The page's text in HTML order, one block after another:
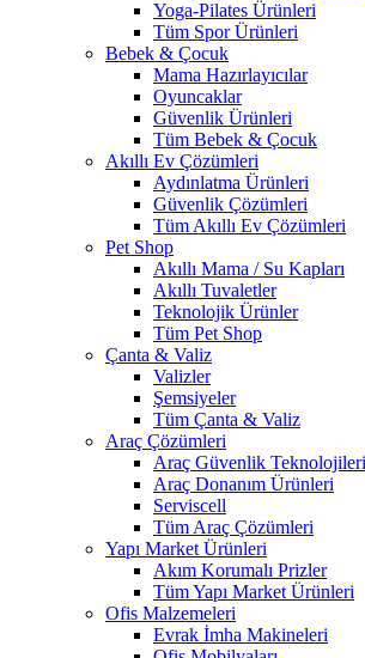
Yoga-Pilates Ürünleri
Tüm Spor Ürünleri
Bebek & Çocuk
Mama Hazırlayıcılar
Oyuncaklar
Güvenlik Ürünleri
Tüm Bebek & Çocuk
Akıllı Ev Çözümleri
Aydınlatma Ürünleri
Güvenlik Çözümleri
Tüm Akıllı Ev Çözümleri
Pet Shop
Akıllı Mama / Su Kapları
Akıllı Tuvaletler
Teknolojik Ürünler
Tüm Pet Shop
Çanta & Valiz
Valizler
Şemsiyeler
Tüm Çanta & Valiz
Araç Çözümleri
Araç Güvenlik Teknolojileri
Araç Donanım Ürünleri
Serviscell
Tüm Araç Çözümleri
Yapı Market Ürünleri
Akım Korumalı Prizler
Tüm Yapı Market Ürünleri
Ofis Malzemeleri
Evrak İmha Makineleri